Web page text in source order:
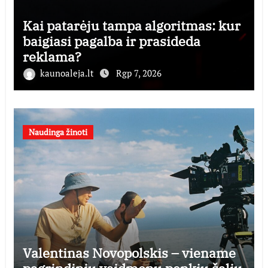
Kai patarėju tampa algoritmas: kur
baigiasi pagalba ir prasideda
reklama?
kaunoaleja.lt Rgp 7, 2026
Naudinga žinoti
Valentinas Novopolskis – viename